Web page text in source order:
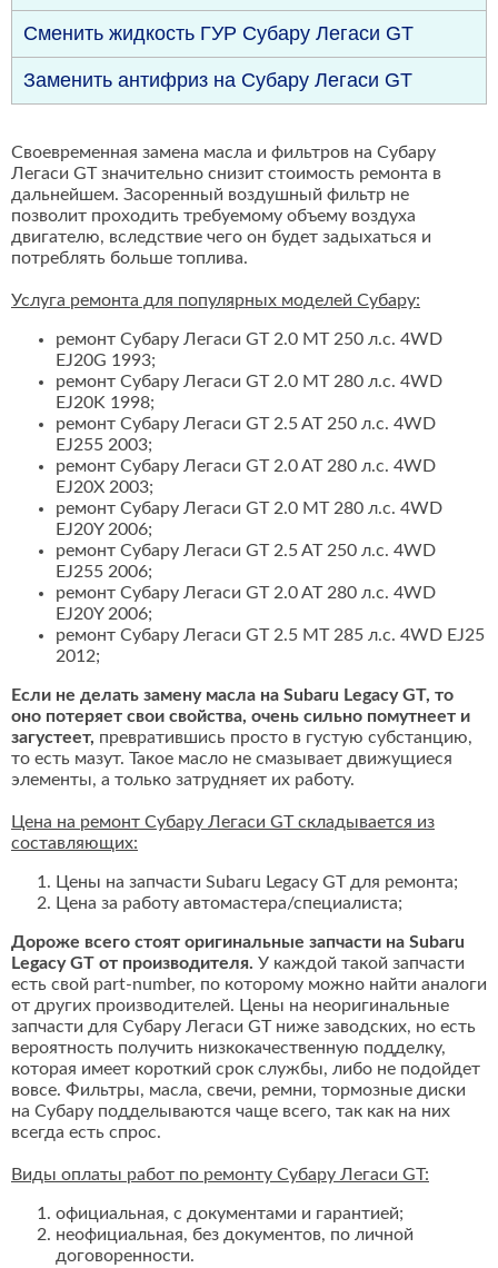
Сменить жидкость ГУР Субару Легаси GT
Заменить антифриз на Субару Легаси GT
Своевременная замена масла и фильтров на Субару
Легаси GT значительно снизит стоимость ремонта в
дальнейшем. Засоренный воздушный фильтр не
позволит проходить требуемому объему воздуха
двигателю, вследствие чего он будет задыхаться и
потреблять больше топлива.
Услуга ремонта для популярных моделей Субару:
ремонт Субару Легаси GT 2.0 MT 250 л.с. 4WD
EJ20G 1993;
ремонт Субару Легаси GT 2.0 MT 280 л.с. 4WD
EJ20K 1998;
ремонт Субару Легаси GT 2.5 AT 250 л.с. 4WD
EJ255 2003;
ремонт Субару Легаси GT 2.0 AT 280 л.с. 4WD
EJ20X 2003;
ремонт Субару Легаси GT 2.0 MT 280 л.с. 4WD
EJ20Y 2006;
ремонт Субару Легаси GT 2.5 AT 250 л.с. 4WD
EJ255 2006;
ремонт Субару Легаси GT 2.0 AT 280 л.с. 4WD
EJ20Y 2006;
ремонт Субару Легаси GT 2.5 MT 285 л.с. 4WD EJ25
2012;
Если не делать замену масла на Subaru Legacy GT, то
оно потеряет свои свойства, очень сильно помутнеет и
загустеет, превратившись просто в густую субстанцию,
то есть мазут. Такое масло не смазывает движущиеся
элементы, а только затрудняет их работу.
Цена на ремонт Субару Легаси GT складывается из
составляющих:
Цены на запчасти Subaru Legacy GT для ремонта;
Цена за работу автомастера/специалиста;
Дороже всего стоят оригинальные запчасти на Subaru
Legacy GT от производителя. У каждой такой запчасти
есть свой part-number, по которому можно найти аналоги
от других производителей. Цены на неоригинальные
запчасти для Субару Легаси GT ниже заводских, но есть
вероятность получить низкокачественную подделку,
которая имеет короткий срок службы, либо не подойдет
вовсе. Фильтры, масла, свечи, ремни, тормозные диски
на Субару подделываются чаще всего, так как на них
всегда есть спрос.
Виды оплаты работ по ремонту Субару Легаси GT:
официальная, с документами и гарантией;
неофициальная, без документов, по личной
договоренности.